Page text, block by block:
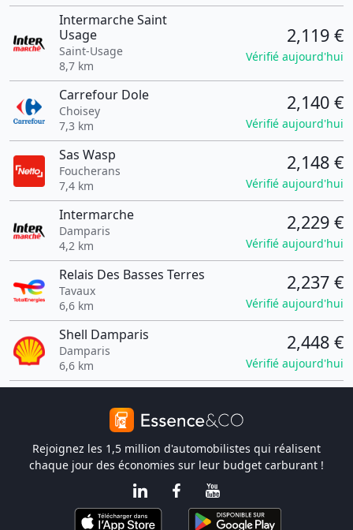
Intermarche Saint
Usage
Saint-Usage
8,7 km
2,119 €
Vérifié aujourd'hui
Carrefour Dole
Choisey
7,3 km
2,140 €
Vérifié aujourd'hui
Sas Wasp
Foucherans
7,4 km
2,148 €
Vérifié aujourd'hui
Intermarche
Damparis
4,2 km
2,229 €
Vérifié aujourd'hui
Relais Des Basses Terres
Tavaux
6,6 km
2,237 €
Vérifié aujourd'hui
Shell Damparis
Damparis
6,6 km
2,448 €
Vérifié aujourd'hui
Rejoignez les 1,5 million d'automobilistes qui réalisent
chaque jour des économies sur leur budget carburant !